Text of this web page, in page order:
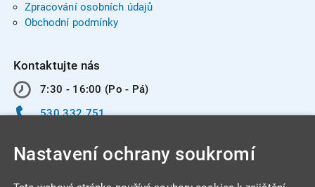
Zpracování osobních údajů
Obchodní podmínky
Kontaktujte nás
7:30 - 16:00 (Po - Pá)
530 332 751
Nastavení ochrany soukromí